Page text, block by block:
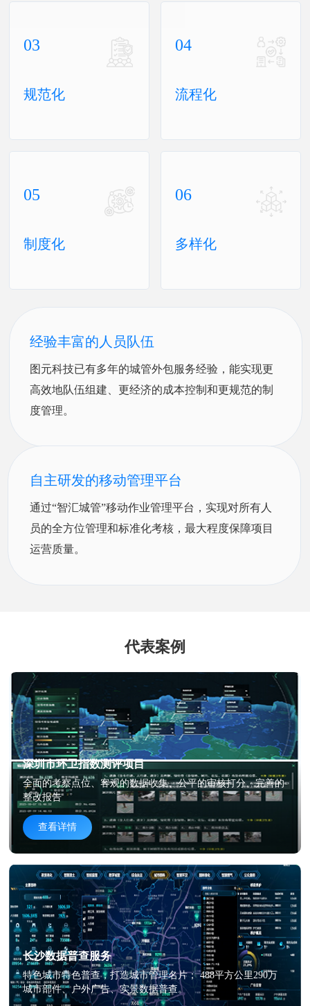
03
规范化
04
流程化
05
制度化
06
多样化
经验丰富的人员队伍
图元科技已有多年的城管外包服务经验，能实现更
高效地队伍组建、更经济的成本控制和更规范的制
度管理。
自主研发的移动管理平台
通过“智汇城管”移动作业管理平台，实现对所有人
员的全方位管理和标准化考核，最大程度保障项目
运营质量。
代表案例
深圳市环卫指数测评项目
全面的考察点位、客观的数据收集、公平的审核打分、完善的
整改报告
查看详情
长沙数据普查服务
特色城市特色普查，打造城市管理名片； 488平方公里290万
城市部件、户外广告、实景数据普查。